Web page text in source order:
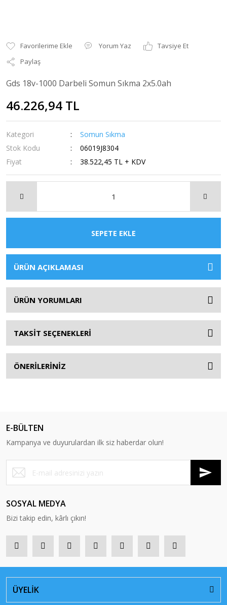
Yorum Yaz
Tavsiye Et
Paylaş
Gds 18v-1000 Darbeli Somun Sıkma 2x5.0ah
46.226,94 TL
Kategori
Somun Sıkma
Stok Kodu
06019J8304
Fiyat
38.522,45 TL + KDV
SEPETE EKLE
ÜRÜN AÇIKLAMASI
ÜRÜN YORUMLARI
TAKSİT SEÇENEKLERİ
ÖNERİLERİNİZ
E-BÜLTEN
Kampanya ve duyurulardan ilk siz haberdar olun!
SOSYAL MEDYA
Bizi takip edin, kârlı çıkın!
ÜYELİK